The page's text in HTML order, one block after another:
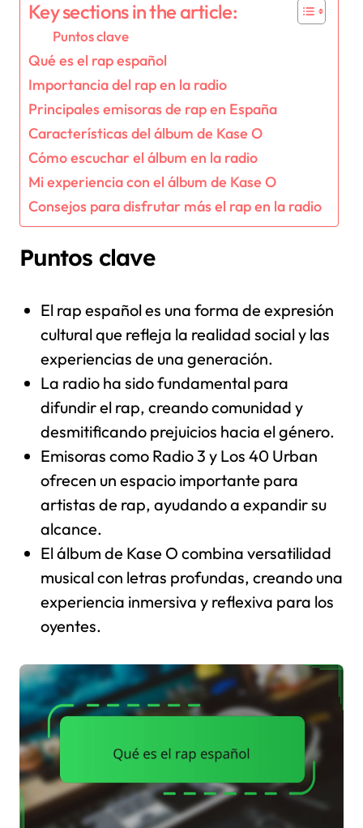
Key sections in the article:
Puntos clave
Qué es el rap español
Importancia del rap en la radio
Principales emisoras de rap en España
Características del álbum de Kase O
Cómo escuchar el álbum en la radio
Mi experiencia con el álbum de Kase O
Consejos para disfrutar más el rap en la radio
Puntos clave
El rap español es una forma de expresión
cultural que refleja la realidad social y las
experiencias de una generación.
La radio ha sido fundamental para
difundir el rap, creando comunidad y
desmitificando prejuicios hacia el género.
Emisoras como Radio 3 y Los 40 Urban
ofrecen un espacio importante para
artistas de rap, ayudando a expandir su
alcance.
El álbum de Kase O combina versatilidad
musical con letras profundas, creando una
experiencia inmersiva y reflexiva para los
oyentes.